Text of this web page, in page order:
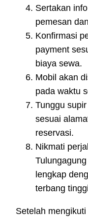
Sertakan
pemesan
Konfirmasi
payment
biaya sewa.
Mobil akan
pada waktu
Tunggu
sesuai
reservasi.
Nikmati
lengkap
terbang
Setelah